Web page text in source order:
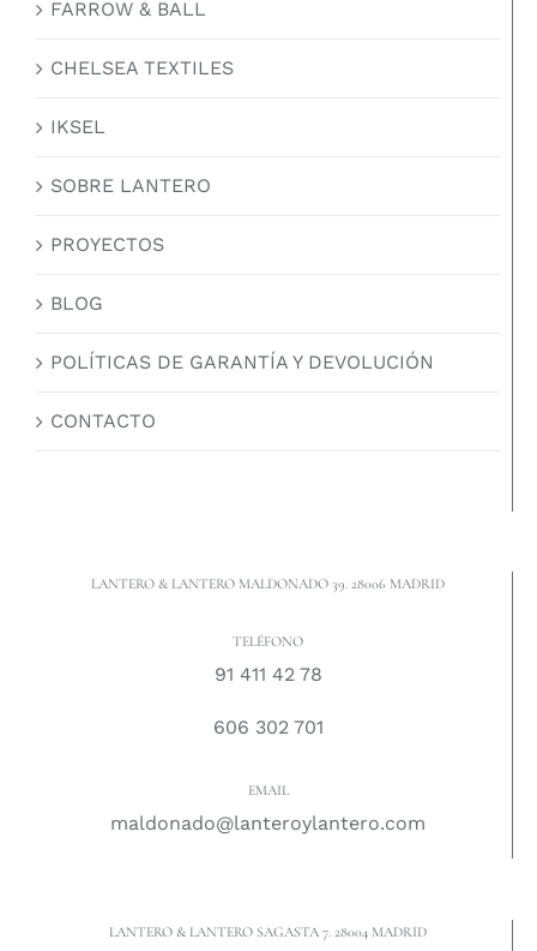
FARROW & BALL
CHELSEA TEXTILES
IKSEL
SOBRE LANTERO
PROYECTOS
BLOG
POLÍTICAS DE GARANTÍA Y DEVOLUCIÓN
CONTACTO
LANTERO & LANTERO MALDONADO 39. 28006 MADRID
TELÉFONO
91 411 42 78
606 302 701
EMAIL
maldonado@lanteroylantero.com
LANTERO & LANTERO SAGASTA 7. 28004 MADRID